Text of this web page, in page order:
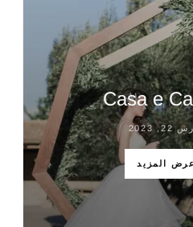
Casa e
2023
عرض المزيد